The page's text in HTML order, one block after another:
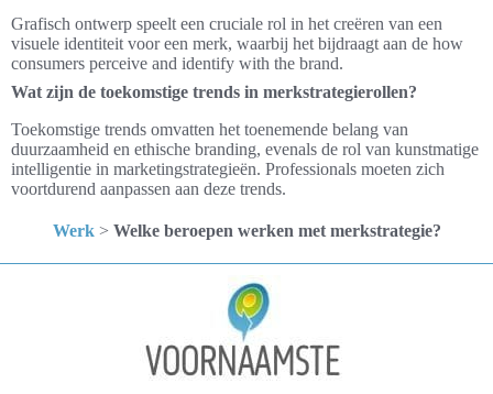
Grafisch ontwerp speelt een cruciale rol in het creëren van een
visuele identiteit voor een merk, waarbij het bijdraagt aan de how
consumers perceive and identify with the brand.
Wat zijn de toekomstige trends in merkstrategierollen?
Toekomstige trends omvatten het toenemende belang van
duurzaamheid en ethische branding, evenals de rol van kunstmatige
intelligentie in marketingstrategieën. Professionals moeten zich
voortdurend aanpassen aan deze trends.
Werk> Welke beroepen werken met merkstrategie?